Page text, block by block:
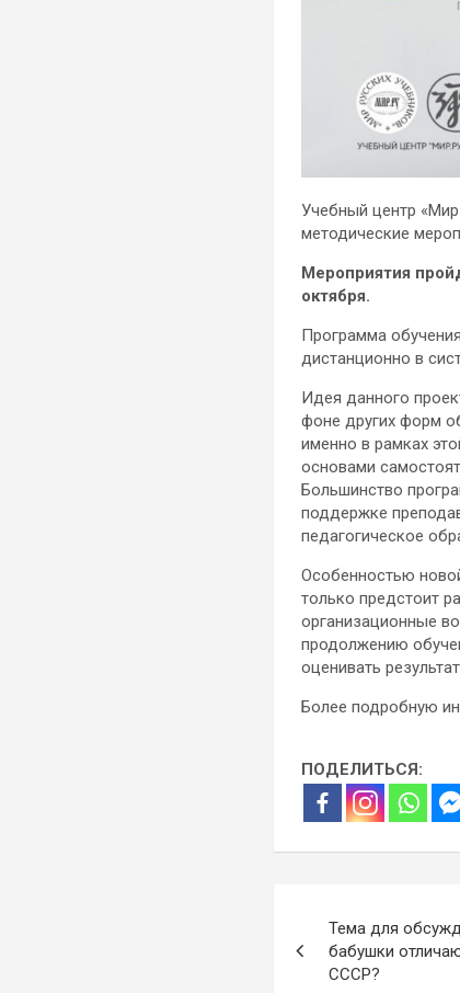
Учебный центр «Мир
методические
Мероприятия
октября.
Программа
дистанционно в
Идея данного
фоне других форм
именно в рамках
основами
Большинство
поддержке
педагогическое
Особенностью
только предстоит
организационные
продолжению
оценивать
Более подробную
ПОДЕЛИТЬСЯ:
по
Тема для
бабушки
СССР?